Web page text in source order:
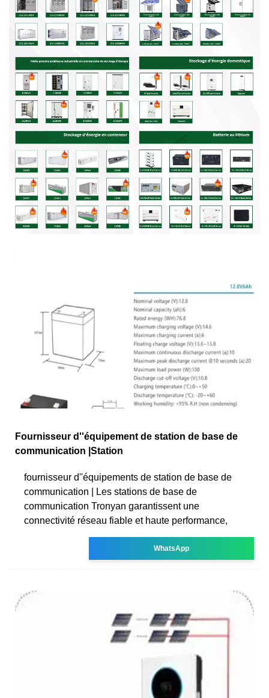
Fournisseur d''équipement de station de base de
communication |Station
fournisseur d''équipements de station de base de
communication | Les stations de base de
communication Tronyan garantissent une
connectivité réseau fiable et haute performance,
WhatsApp